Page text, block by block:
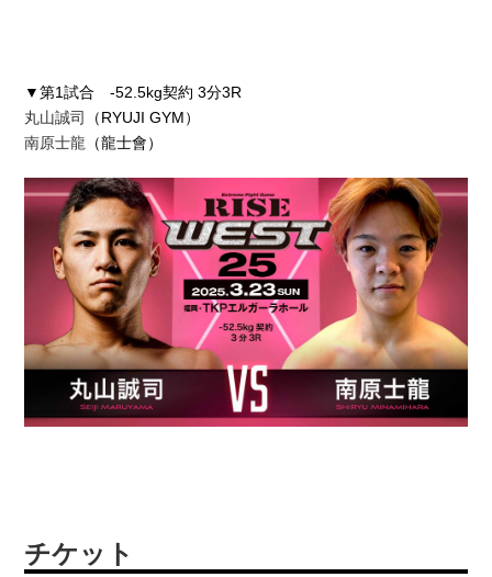
▼第1試合 -52.5kg契約 3分3R
丸山誠司
（RYUJI GYM）
南原士龍 （龍士會）
チケット